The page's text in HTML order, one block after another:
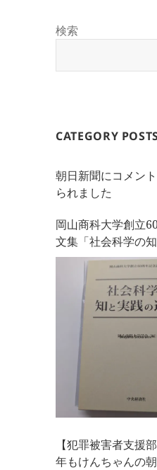
検索
CATEGORY
朝日新聞にコメン
られました
岡山商科大学創立
文集「社会科学の
流」を刊行しました
【犯罪被害者支援
年もけんちゃんの